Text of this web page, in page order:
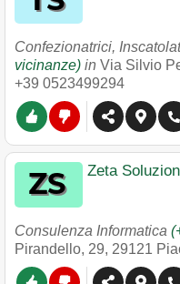
Confezionatrici,
vicinanze) in Via Silvio
+39 0523499294
Zeta
Consulenza Informatica
Pirandello, 29, 29121